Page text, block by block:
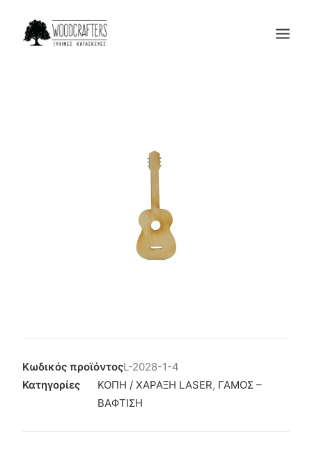
Κωδικός προϊόντοςL-2028-1-4
Κατηγορίες
ΚΟΠΗ / ΧΑΡΑΞΗ LASER, ΓΑΜΟΣ –
ΒΑΦΤΙΣΗ